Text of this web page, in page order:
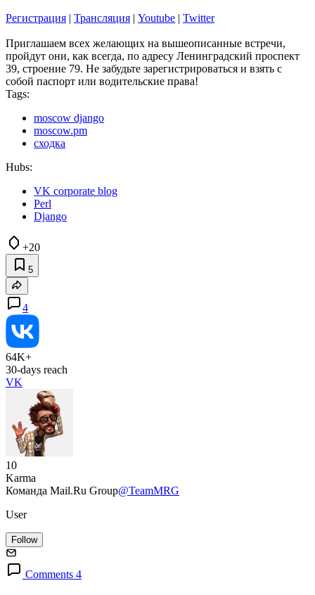
Регистрация | Трансляция | Youtube | Twitter
Приглашаем всех желающих на вышеописанные встречи,
пройдут они, как всегда, по адресу Ленинградский проспект
39, строение 79. Не забудьте зарегистрироваться и взять с
собой паспорт или водительские права!
Tags:
moscow django
moscow.pm
сходка
Hubs:
VK corporate blog
Perl
Django
+20
5
4
64K+
30-days reach
VK
10
Karma
Команда Mail.Ru Group@TeamMRG
User
Follow
Comments 4